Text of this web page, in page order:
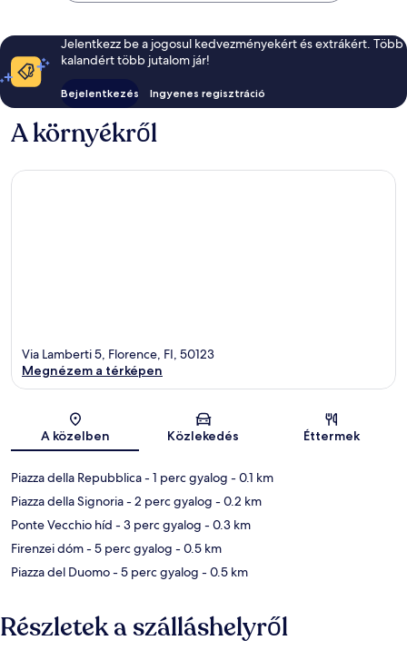
Jelentkezz be a jogosul kedvezményekért és extrákért. Több
kalandért több jutalom jár!
Bejelentkezés Ingyenes regisztráció
A környékről
Térkép
Via Lamberti 5, Florence, FI, 50123
Megnézem a térképen
A közelben Közlekedés Éttermek
Piazza della Repubblica- 1 perc gyalog - 0.1 km
Piazza della Signoria- 2 perc gyalog - 0.2 km
Ponte Vecchio híd - 3 perc gyalog - 0.3 km
Firenzei dóm- 5 perc gyalog - 0.5 km
Piazza del Duomo- 5 perc gyalog - 0.5 km
Részletek a szálláshelyről